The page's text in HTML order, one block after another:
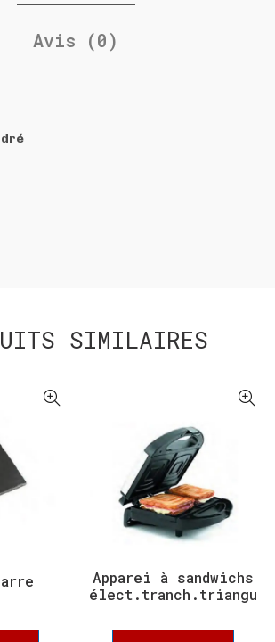
Avis (0)
SIMILAIRES
Apparei à sandwichs
élect.tranch.triangu